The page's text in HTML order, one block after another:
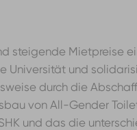
steigende Mietpreise
Universität und
durch die
von All-Gender
und das die